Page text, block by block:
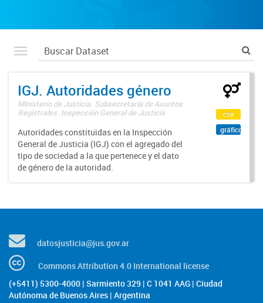
IGJ. Autoridades género
Ministerio de Justicia. Subsecretaría de Asuntos
Registrales. Inspección General de Justicia
Autoridades constituidas en la Inspección
General de Justicia (IGJ) con el agregado del
tipo de sociedad a la que pertenece y el dato
de género de la autoridad.
csv
gráfico
datosjusticia@jus.gov.ar
Commons Attribution 4.0 International license
(+5411) 5300-4000 | Sarmiento 329 | C 1041 AAG | Ciudad
Autónoma de Buenos Aires | Argentina